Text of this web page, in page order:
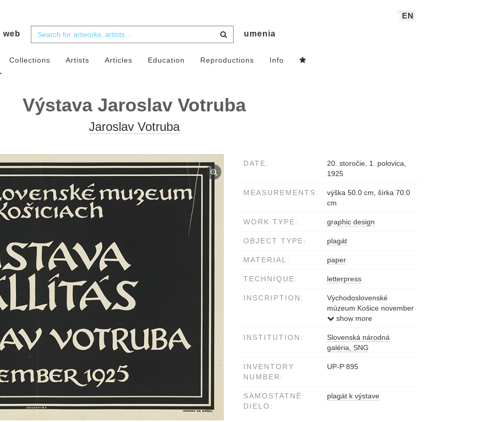
EN
web umenia
Collections Artists Articles Education Reproductions Info
Výstava Jaroslav Votruba
Jaroslav Votruba
DATE:
20. storočie, 1. polovica,
1925
MEASUREMENTS:
výška 50.0 cm, šírka 70.0
cm
WORK TYPE: graphic design
OBJECT TYPE: plagát
MATERIAL: paper
TECHNIQUE: letterpress
INSCRIPTION:
Východoslovenské
múzeum Košice november
1925, Hermes Košice
show more
INSTITUTION:
Slovenská národná
galéria, SNG
INVENTORY
NUMBER:
UP-P 895
SAMOSTATNÉ
DIELO:
plagát k výstave